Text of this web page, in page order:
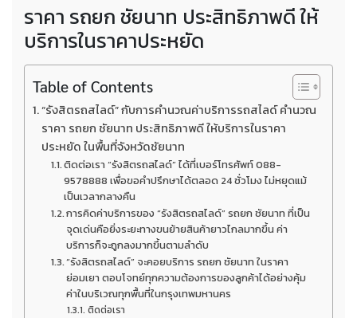
ราคา รถยก ชัยนาท ประสิทธิภาพดี ให้
บริการในราคาประหยัด
Table of Contents
“รังสิตรถสไลด์” กับการคำนวณค่าบริการรถสไลด์ คำนวณ
ราคา รถยก ชัยนาท ประสิทธิภาพดี ให้บริการในราคา
ประหยัด ในพื้นที่จังหวัดชัยนาท
ติดต่อเรา “รังสิตรถสไลด์” ได้ที่เบอร์โทรศัพท์ 088-
9578888 เพื่อขอคำปรึกษาได้ตลอด 24 ชั่วโมง ไม่หยุดแม้
เป็นเวลากลางคืน
การคิดค่าบริการของ “รังสิตรถสไลด์” รถยก ชัยนาท ที่เป็น
จุดเด่นคือยิ่งระยะทางขนย้ายสินค้ายาวไกลมากขึ้น ค่า
บริการก็จะถูกลงมากขึ้นตามลำดับ
“รังสิตรถสไลด์” จะคอยบริการ รถยก ชัยนาท ในราคา
ย่อมเยา ตอบโจทย์ทุกความต้องการของลูกค้าได้อย่างคุ้ม
ค่าในบริเวณทุกพื้นที่ในกรุงเทพมหานคร
ติดต่อเรา